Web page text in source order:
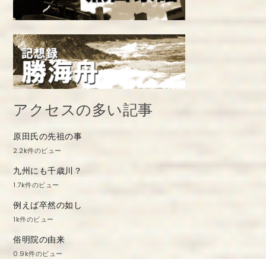
アクセスの多い記事
原田氏の先祖の事
2.2k件のビュー
九州にも千歳川？
1.7k件のビュー
例えば卒然の如し
1k件のビュー
俗明院の由来
0.9k件のビュー